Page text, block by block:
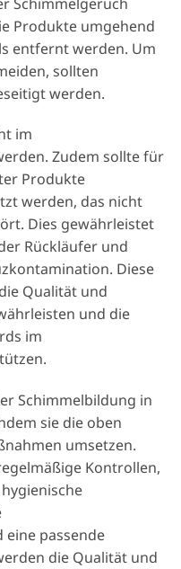
Produkte umgehend
entfernt werden. Um
sollten
werden.
im
Zudem sollte für
Produkte
werden, das nicht
Dies gewährleistet
Rückläufer und
Diese
Qualität und
und die
im
Schimmelbildung in
sie die oben
umsetzen.
Kontrollen,
passende
die Qualität und